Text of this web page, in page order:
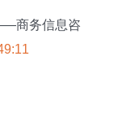
商务信息咨